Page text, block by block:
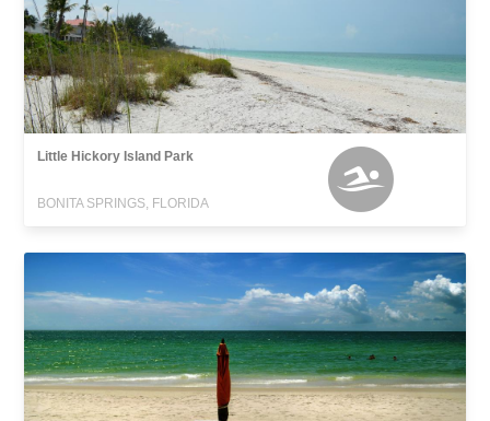
Little Hickory Island Park
BONITA SPRINGS, FLORIDA